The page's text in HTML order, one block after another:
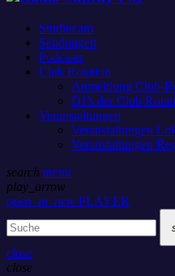
Studiocam
Sendungen
Podcasts
Club Rotation
Anmeldung Club-
DJ’s der Club
Veranstaltungen
Veranstaltungen
Veranstaltungen
search menu
play_arrow
open_in_new PLAYER
close
close